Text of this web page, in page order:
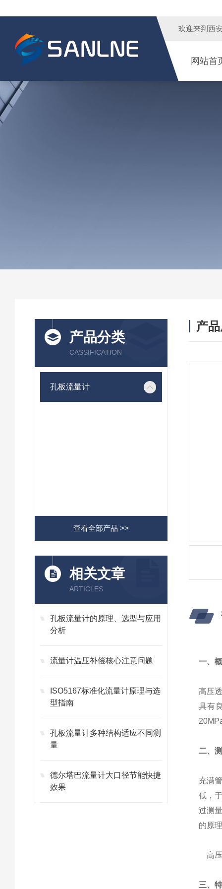
欢迎来到 西
网站首
产品分类
CASSIFICATION
孔板流量计
查看全部产品 >>
相关文章
ARTICLES
孔板流量计的原理、选型与应用
分析
流量计温压补偿核心注意问题
ISO5167标准化流量计原理与选
型指南
孔板流量计多种结构适应不同测
量
德尔塔巴流量计大口径节能快捷
效果
产
一、
高压
具有
二、
充满
低，
过测
的原
高
三、